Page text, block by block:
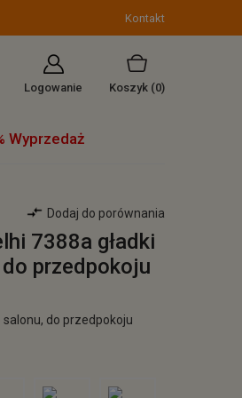
Kontakt
Logowanie Koszyk (0)
Wyprzedaż
Dodaj do porównania
7388a gładki
przedpokoju
do przedpokoju